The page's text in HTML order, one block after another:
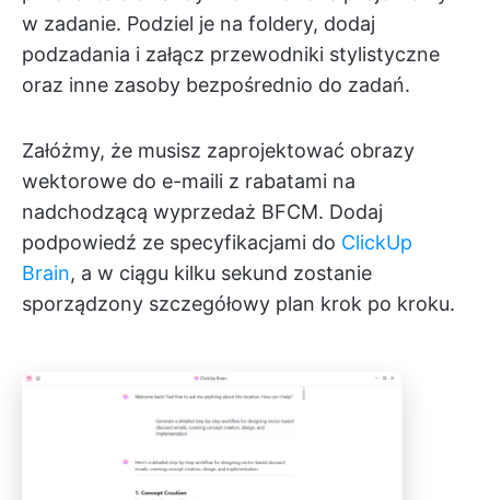
w zadanie. Podziel je na foldery, dodaj
podzadania i załącz przewodniki stylistyczne
oraz inne zasoby bezpośrednio do zadań.
Załóżmy, że musisz zaprojektować obrazy
wektorowe do e-maili z rabatami na
nadchodzącą wyprzedaż BFCM. Dodaj
podpowiedź ze specyfikacjami do ClickUp
Brain, a w ciągu kilku sekund zostanie
sporządzony szczegółowy plan krok po kroku.